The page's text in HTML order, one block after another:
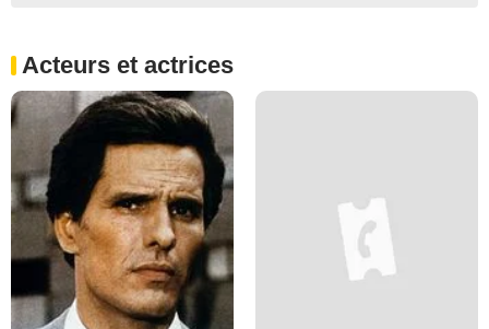
Acteurs et actrices